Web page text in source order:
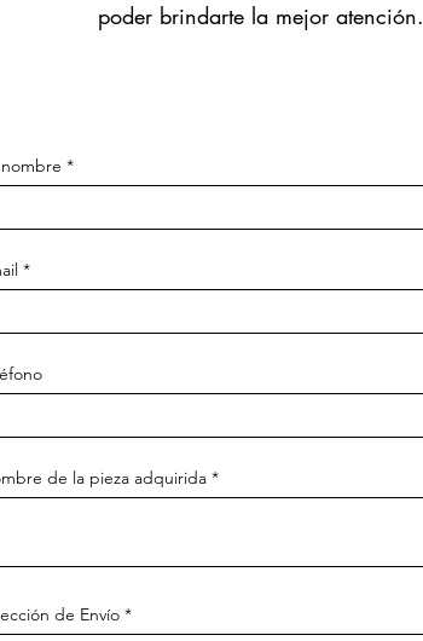
poder brindarte la mejor atención.
de la pieza adquirida
de Envío